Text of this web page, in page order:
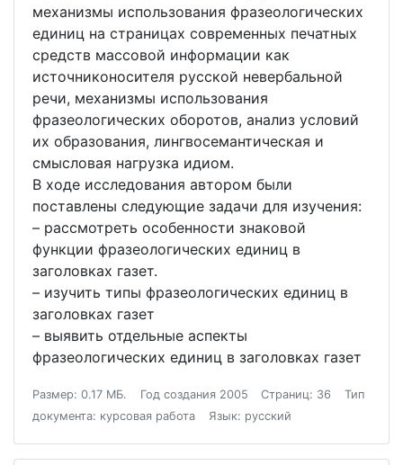
механизмы использования фразеологических
единиц на страницах современных печатных
средств массовой информации как
источниконосителя русской невербальной
речи, механизмы использования
фразеологических оборотов, анализ условий
их образования, лингвосемантическая и
смысловая нагрузка идиом.
В ходе исследования автором были
поставлены следующие задачи для изучения:
– рассмотреть особенности знаковой
функции фразеологических единиц в
заголовках газет.
– изучить типы фразеологических единиц в
заголовках газет
– выявить отдельные аспекты
фразеологических единиц в заголовках газет
Размер: 0.17 МБ. Год создания 2005 Страниц: 36
Тип
документа: курсовая работа
Язык: русский